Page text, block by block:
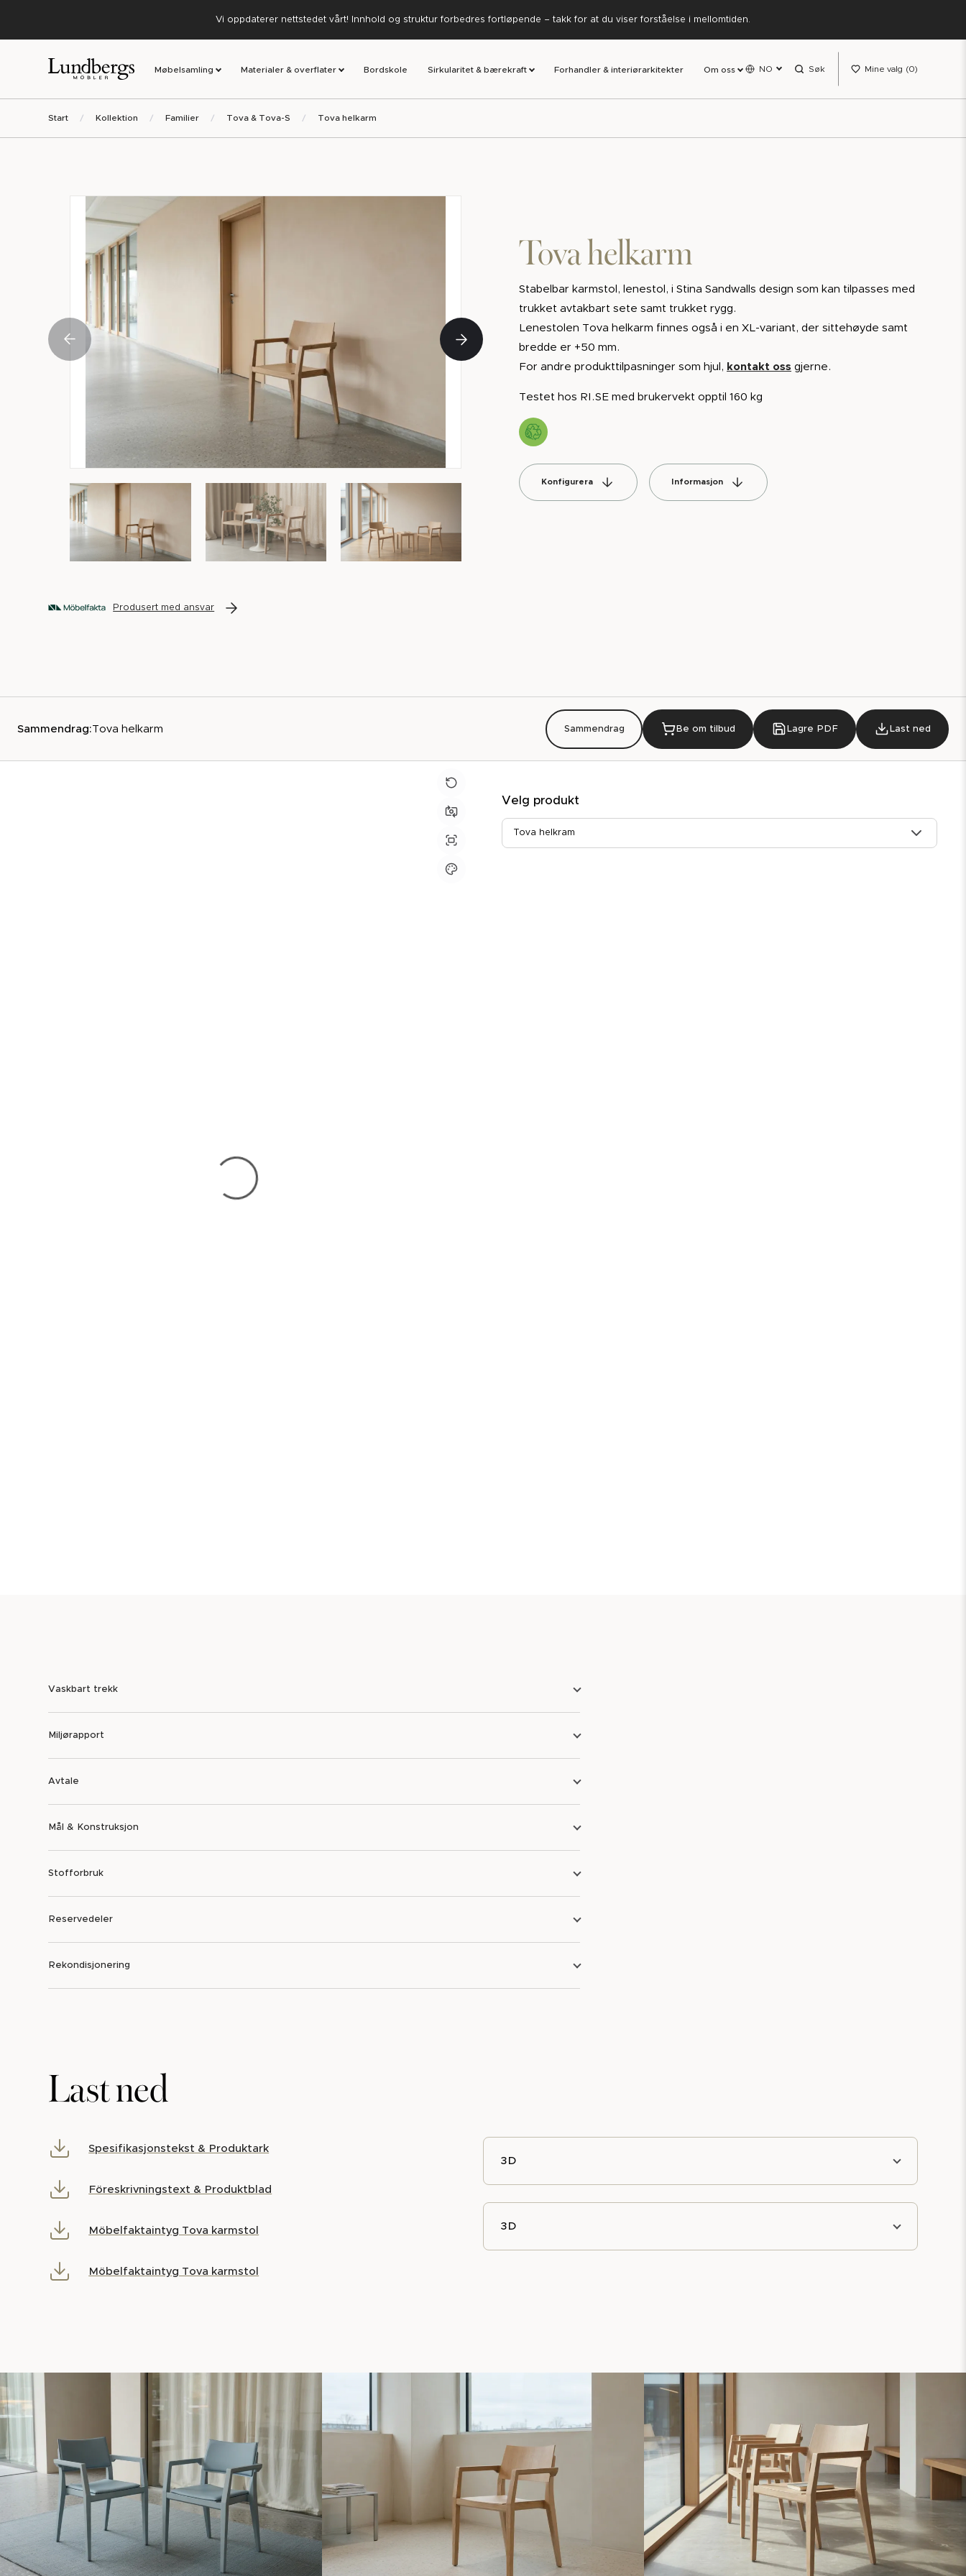
Vi oppdaterer nettstedet vårt! Innhold og struktur forbedres fortløpende – takk for at du viser forståelse i mellomtiden.
Møbelsamling Materialer & overflater Bordskole Sirkularitet & bærekraft Forhandler & interiørarkitekter Om oss NO Søk Mine valg 0
Start Kollektion Familier Tova & Tova-S Tova helkarm
Tova helkarm
Stabelbar karmstol, lenestol, i Stina Sandwalls design som kan tilpasses med
trukket avtakbart sete samt trukket rygg.
Lenestolen Tova helkarm finnes også i en XL-variant, der sittehøyde samt
bredde er +50 mm.
For andre produkttilpasninger som hjul, kontakt oss gjerne.
Testet hos RI.SE med brukervekt opptil 160 kg
Konfigurera Informasjon
Produsert med ansvar
Sammendrag:Tova helkarm Sammendrag Be om tilbud Lagre PDF Last ned
Velg produkt
Tova helkram
Vaskbart trekk
Miljørapport
Avtale
Mål & Konstruksjon
Stofforbruk
Reservedeler
Rekondisjonering
Last ned
Spesifikasjonstekst & Produktark
Föreskrivningstext & Produktblad
Möbelfaktaintyg Tova karmstol
Möbelfaktaintyg Tova karmstol
3D
3D